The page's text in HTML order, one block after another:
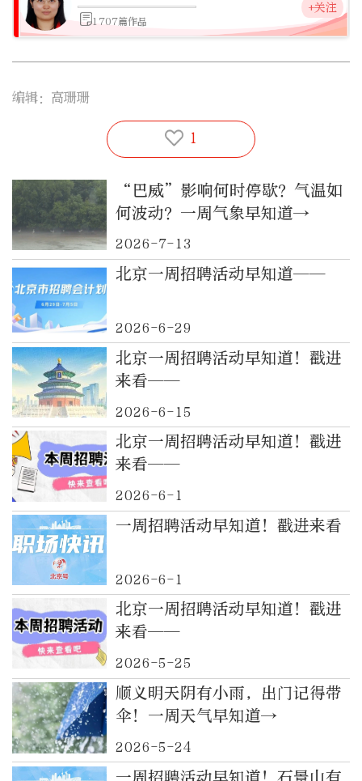
1707篇作品
+关注
编辑：高珊珊
1
“巴威”影响何时停歇？气温如
何波动？一周气象早知道→
2026-7-13
北京一周招聘活动早知道——
2026-6-29
北京一周招聘活动早知道！戳进
来看——
2026-6-15
北京一周招聘活动早知道！戳进
来看——
2026-6-1
一周招聘活动早知道！戳进来看
2026-6-1
北京一周招聘活动早知道！戳进
来看——
2026-5-25
顺义明天阴有小雨，出门记得带
伞！一周天气早知道→
2026-5-24
一周招聘活动早知道！石景山有